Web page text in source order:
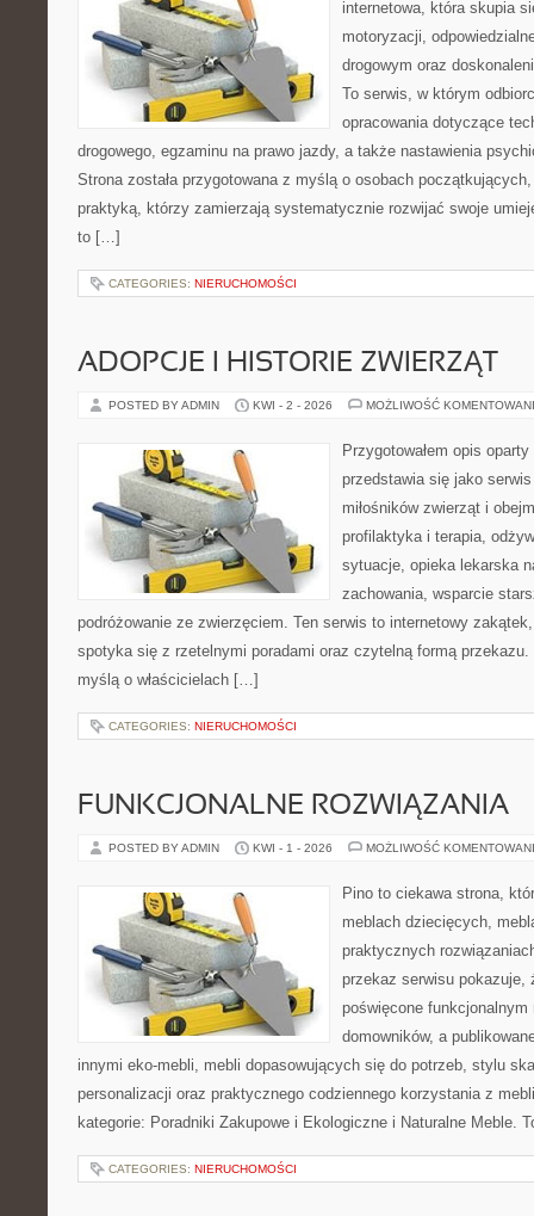
internetowa, która skupia
motoryzacji,
drogowym oraz
To serwis, w którym
opracowania dotyczące
drogowego, egzaminu na prawo jazdy, a także nastawienia
Strona została przygotowana z myślą o osobach
praktyką, którzy zamierzają systematycznie rozwijać swoje
to […]
CATEGORIES: NIERUCHOMOŚCI
ADOPCJE I HISTORIE ZWIERZĄT
POSTED BY ADMIN KWI - 2 - 2026 MOŻLIWOŚĆ
Przygotowałem opis
przedstawia się jako
miłośników zwierząt i
profilaktyka i terapia,
sytuacje, opieka lekarska
zachowania, wsparcie
podróżowanie ze zwierzęciem. Ten serwis to internetowy
spotyka się z rzetelnymi poradami oraz czytelną formą przekazu.
myślą o właścicielach […]
CATEGORIES: NIERUCHOMOŚCI
FUNKCJONALNE ROZWIĄZANIA
POSTED BY ADMIN KWI - 1 - 2026 MOŻLIWOŚĆ
Pino to ciekawa strona,
meblach dziecięcych,
praktycznych
przekaz serwisu pokazuje,
poświęcone
domowników, a
innymi eko-mebli, mebli dopasowujących się do potrzeb, stylu
personalizacji oraz praktycznego codziennego korzystania z
kategorie: Poradniki Zakupowe i Ekologiczne i Naturalne Meble.
CATEGORIES: NIERUCHOMOŚCI